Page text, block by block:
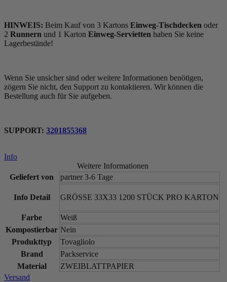
HINWEIS: Beim Kauf von 3 Kartons Einweg-Tischdecken oder
2 Runnern und 1 Karton Einweg-Servietten haben Sie keine
Lagerbestände!
Wenn Sie unsicher sind oder weitere Informationen benötigen,
zögern Sie nicht, den Support zu kontaktieren. Wir können die
Bestellung auch für Sie aufgeben.
SUPPORT: 3201855368
Info
Weitere Informationen
Geliefert von
partner 3-6 Tage
Info Detail GRÖSSE 33X33 1200 STÜCK PRO KARTON
Farbe
Weiß
Kompostierbar Nein
Produkttyp
Tovagliolo
Brand
Packservice
Material
ZWEIBLATTPAPIER
Versand